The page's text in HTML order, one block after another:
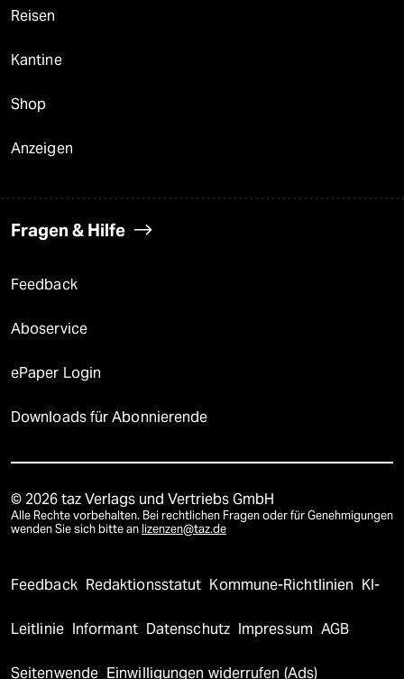
Reisen
Kantine
Shop
Anzeigen
Fragen & Hilfe
Feedback
Aboservice
ePaper Login
Downloads für Abonnierende
© 2026 taz Verlags und Vertriebs GmbH
Alle Rechte vorbehalten. Bei rechtlichen Fragen oder für Genehmigungen
wenden Sie sich bitte an lizenzen@taz.de
Feedback Redaktionsstatut Kommune-Richtlinien KI-
Leitlinie Informant Datenschutz Impressum AGB
Seitenwende Einwilligungen widerrufen (Ads)